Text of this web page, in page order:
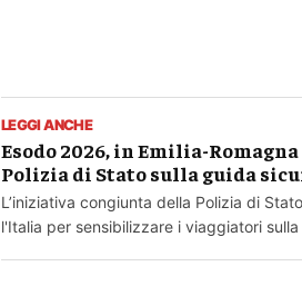
LEGGI ANCHE
Esodo 2026, in Emilia-
Polizia di Stato sulla guida
L’iniziativa congiunta della Polizia di
l'Italia per sensibilizzare i viaggiatori